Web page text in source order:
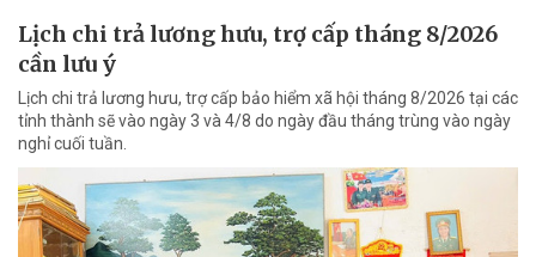
Lịch chi trả lương hưu, trợ cấp tháng 8/2026
cần lưu ý
Lịch chi trả lương hưu, trợ cấp bảo hiểm xã hội tháng 8/2026 tại các
tỉnh thành sẽ vào ngày 3 và 4/8 do ngày đầu tháng trùng vào ngày
nghỉ cuối tuần.